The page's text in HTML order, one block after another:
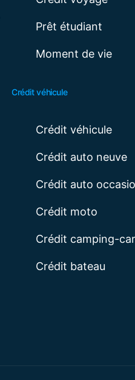
Prêt étudiant
Moment de vie
Crédit véhicule
Crédit véhicule
Crédit auto neuve
Crédit auto
Crédit moto
Crédit camping-car
Crédit bateau